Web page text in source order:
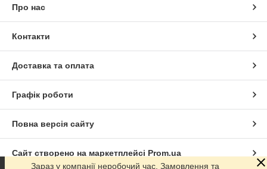
Про нас
Контакти
Доставка та оплата
Графік роботи
Повна версія сайту
Сайт створено на маркетплейсі Prom.ua
Зараз у компанії неробочий час. Замовлення та